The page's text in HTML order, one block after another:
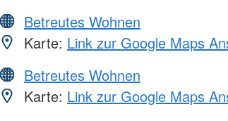
Betreutes Wohnen
Karte: Link zur Google Maps
Betreutes Wohnen
Karte: Link zur Google Maps